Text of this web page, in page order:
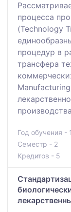
процесса
(Technology
процедур в
трансфера
Год обучения - 1
Семестр - 2
Кредитов - 5